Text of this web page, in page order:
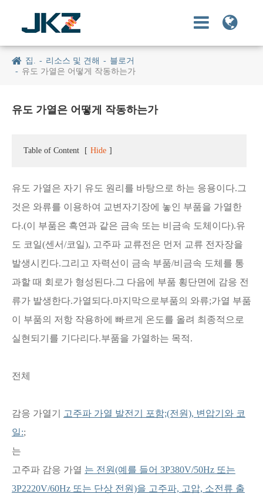
집. 리소스 및 견해
블로거
유도 가열은 어떻게 작동하는가
유도 가열은 어떻게 작동하는가
Table of Content [ Hide ]
유도 가열은 자기 유도 원리를 바탕으로 하는 응용이다.그
것은 와류를 이용하여 교변자기장에 놓인 부품을 가열한
다.(이 부품은 흑연과 같은 금속 또는 비금속 도체이다).유
도 코일(센서/코일), 고주파 교류전은 먼저 교류 전자장을
발생시킨다.그리고 자력선이 금속 부품/비금속 도체를 통
과할 때 회로가 형성된다.그 다음에 부품 횡단면에 감응 전
류가 발생한다.가열되다.마지막으로부품의 와류;가열 부품
이 부품의 저항 작용하에 빠르게 온도를 올려 최종적으로
실현되기를 기다리다.부품을 가열하는 목적.
전체
감응 가열기
고주파 가열 발전기 포함;(전원), 변압기와 코
일:;
는
고주파 감응 가열 는 전원(예를 들어 3P380V/50Hz 또는
3P2220V/60Hz 또는 단상 전원)을 고주파, 고압, 소전류 출